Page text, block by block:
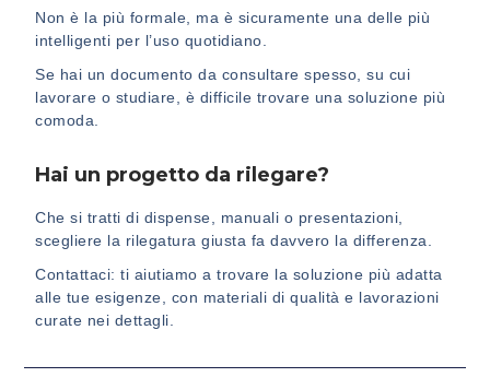
Non è la più formale, ma è sicuramente una delle più
intelligenti per l’uso quotidiano.
Se hai un documento da consultare spesso, su cui
lavorare o studiare, è difficile trovare una soluzione più
comoda.
Hai un progetto da rilegare?
Che si tratti di dispense, manuali o presentazioni,
scegliere la rilegatura giusta fa davvero la differenza.
Contattaci: ti aiutiamo a trovare la soluzione più adatta
alle tue esigenze, con materiali di qualità e lavorazioni
curate nei dettagli.